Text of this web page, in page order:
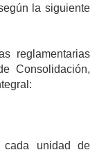
la siguiente
reglamentarias
Consolidación,
unidad de